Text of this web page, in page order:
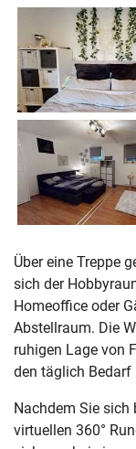
Über eine Treppe
sich der
Homeoffice oder
Abstellraum. Die
ruhigen Lage von
den täglich Bedarf
Nachdem Sie sich
virtuellen 360°